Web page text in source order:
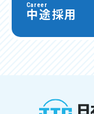
Career
中途採用